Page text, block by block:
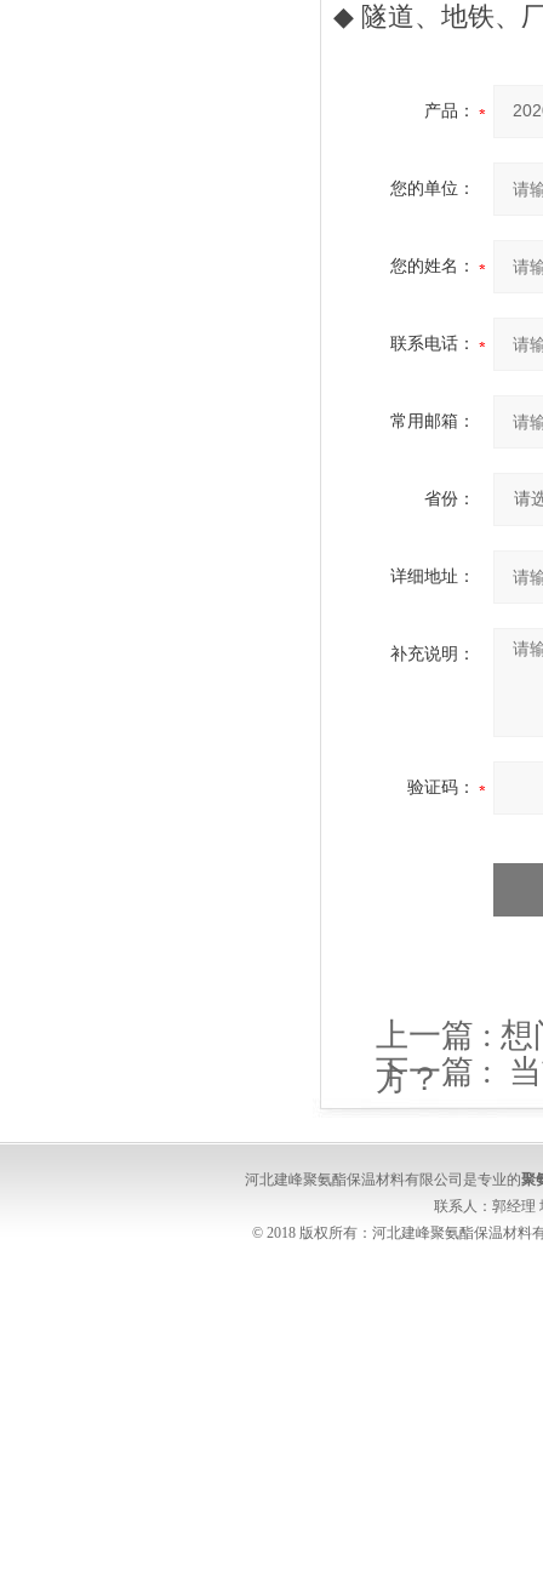
◆ 隧道、地铁、
产品：
您的单位：
您的姓名：
联系电话：
常用邮箱：
省份：
详细地址：
补充说明：
验证码：
上一篇 : 想
方？
下一篇 :
河北建峰聚氨酯保温材料有限公司是专业的聚
联系人：郭经理
© 2018 版权所有：河北建峰聚氨酯保温材